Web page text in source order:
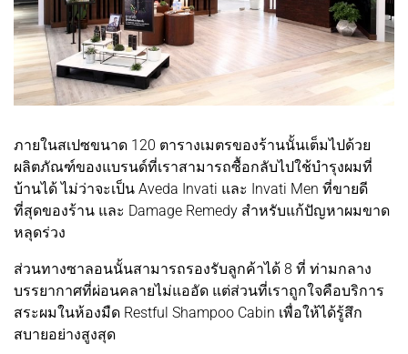
ภายในสเปซขนาด 120 ตารางเมตรของร้านนั้นเต็มไปด้วย
ผลิตภัณฑ์ของแบรนด์ที่เราสามารถซื้อกลับไปใช้บำรุงผมที่
บ้านได้ ไม่ว่าจะเป็น Aveda Invati และ Invati Men ที่ขายดี
ที่สุดของร้าน และ Damage Remedy สำหรับแก้ปัญหาผมขาด
หลุดร่วง
ส่วนทางซาลอนนั้นสามารถรองรับลูกค้าได้ 8 ที่ ท่ามกลาง
บรรยากาศที่ผ่อนคลายไม่แออัด แต่ส่วนที่เราถูกใจคือบริการ
สระผมในห้องมืด Restful Shampoo Cabin เพื่อให้ได้รู้สึก
สบายอย่างสูงสุด